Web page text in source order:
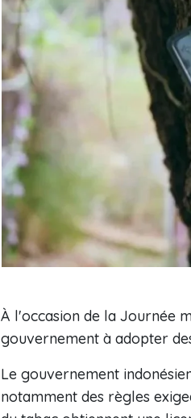
À l'occasion de la Journée
gouvernement à adopter
Le gouvernement
notamment des règles